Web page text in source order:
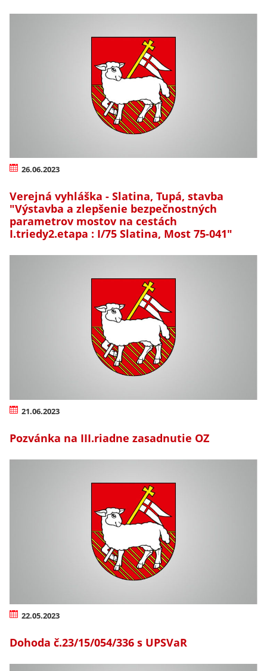
26.06.2023
Verejná vyhláška - Slatina, Tupá, stavba
"Výstavba a zlepšenie bezpečnostných
parametrov mostov na cestách
I.triedy2.etapa : I/75 Slatina, Most 75-041"
21.06.2023
Pozvánka na III.riadne zasadnutie OZ
22.05.2023
Dohoda č.23/15/054/336 s UPSVaR